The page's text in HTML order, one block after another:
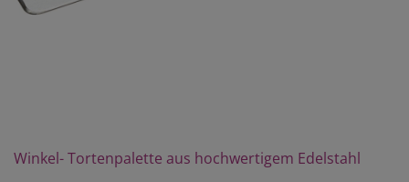
Winkel- Tortenpalette aus hochwertigem Edelstahl